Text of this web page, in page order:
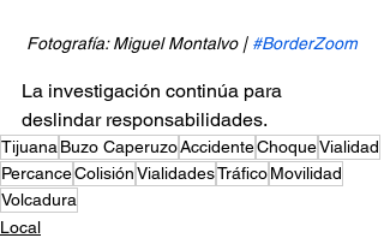
Fotografía: Miguel Montalvo | #BorderZoom
La investigación continúa para
deslindar responsabilidades.
Tijuana Buzo CaperuzoAccidenteChoqueVialidad
PercanceColisiónVialidadesTráficoMovilidad
Volcadura
Local